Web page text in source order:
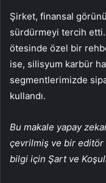
Şirket, finansal
sürdürmeyi tercih
ötesinde özel bir
ise, silisyum karbür
segmentlerimizde
kullandı.
Bu makale yapay
çevrilmiş ve bir editör
bilgi için Şart ve